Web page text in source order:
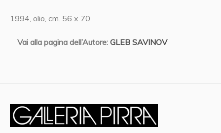
1994, olio, cm. 56 x 70
Vai alla pagina dell’Autore: GLEB SAVINOV